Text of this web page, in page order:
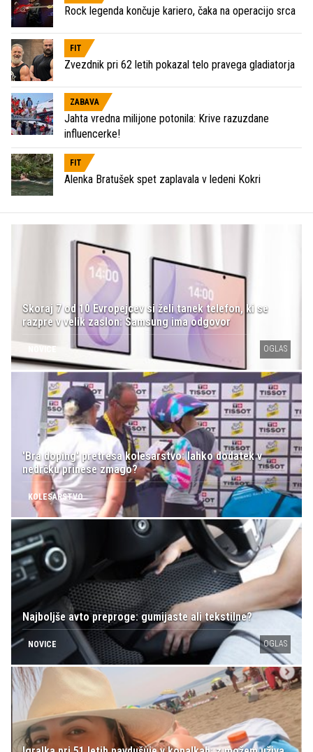
Rock legenda končuje kariero, čaka na operacijo srca
FIT
Zvezdnik pri 62 letih pokazal telo pravega gladiatorja
ZABAVA
Jahta vredna milijone potonila: Krive razuzdane
influencerke!
FIT
Alenka Bratušek spet zaplavala v ledeni Kokri
Skoraj 7 od 10 Evropejcev si želi tanek telefon, ki se
razpre v velik zaslon: Samsung ima odgovor
NOVICE OGLAS
'Bra doping' pretresa kolesarstvo: lahko dodatek v
nedrčku prinese zmago?
KOLESARSTVO
Najboljše avto preproge: gumijaste ali tekstilne?
NOVICE OGLAS